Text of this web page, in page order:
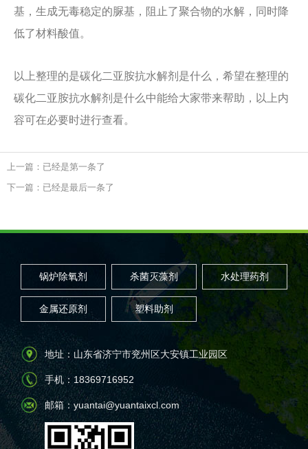
基，生成无毒稳定的脲基，阻止了聚合物的水解，同时降
低了材料酸值。
以上整理的是碳化二亚胺抗水解剂是什么，希望在整理的
碳化二亚胺抗水解剂是什么中能给大家带来帮助，以上内
容可在必要时进行查看。
上一篇：已经是第一条了
下一篇：已经是最后一条了
锅炉除氧剂 杀菌灭藻剂 水处理药剂
金属还原剂 塑料助剂
地址：山东省济宁市兖州区大安镇工业园区
手机：18369716952
邮箱：yuantai@yuantaixcl.com